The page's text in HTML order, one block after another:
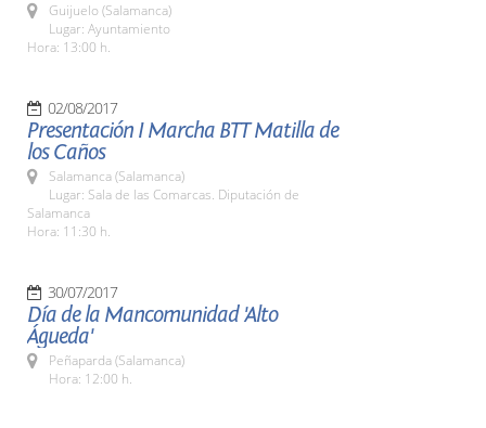
Guijuelo (Salamanca)
Lugar: Ayuntamiento
Hora: 13:00 h.
02/08/2017
Presentación I Marcha BTT Matilla de
los Caños
Salamanca (Salamanca)
Lugar: Sala de las Comarcas. Diputación de
Salamanca
Hora: 11:30 h.
30/07/2017
Día de la Mancomunidad 'Alto
Águeda'
Peñaparda (Salamanca)
Hora: 12:00 h.